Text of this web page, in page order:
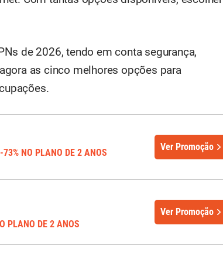
de 2026, tendo em conta segurança,
as cinco melhores opções para
-73% NO PLANO DE 2 ANOS
Ver Promoção
PLANO DE 2 ANOS
Ver Promoção